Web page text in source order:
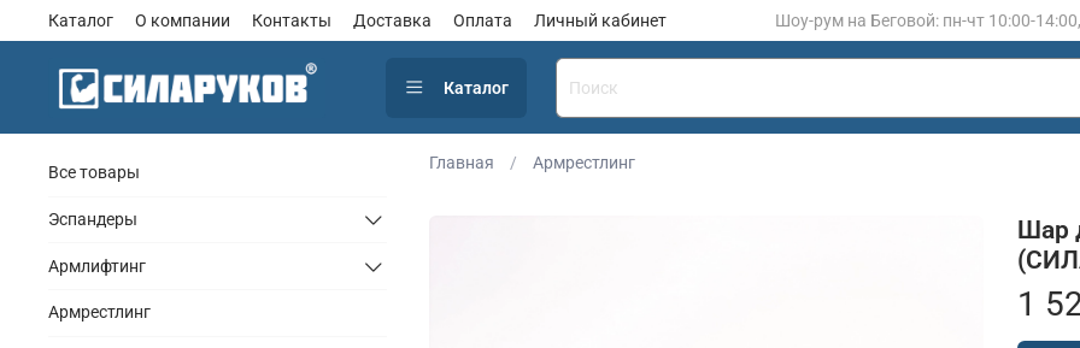
Каталог О компании Контакты Доставка Оплата Личный кабинет Шоу-рум на Беговой: пн-чт 10:00-
Каталог
Главная Армрестлинг
Шар
1
Все товары
Эспандеры
Армлифтинг
Армрестлинг